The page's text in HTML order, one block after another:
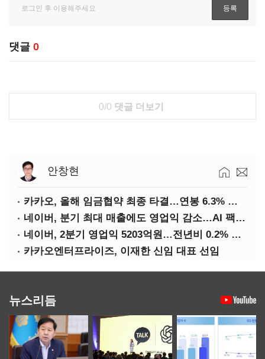
댓글 0
0/0 댓글 더보기
안창현
카카오, 올해 임금협약 최종 타결…연봉 6.3% 인상·격려금 300만원
네이버, 분기 최대 매출에도 영업익 감소…AI 팩토리 속도
네이버, 2분기 영업익 5203억원…전년비 0.2% 감소
카카오엔터프라이즈, 이재한 신임 대표 선임
뉴스리듬